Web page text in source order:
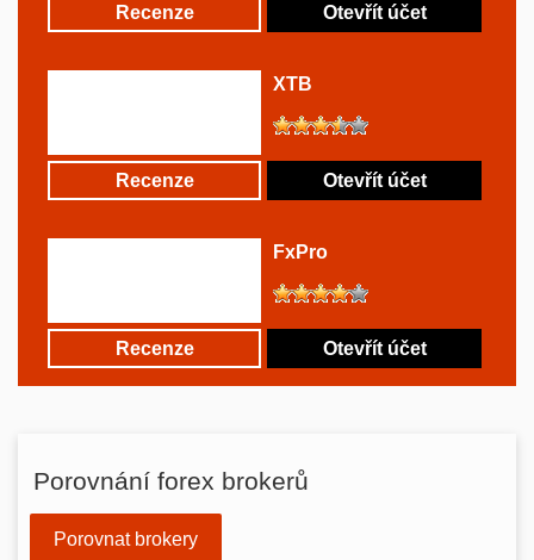
Recenze Otevřít účet
XTB
Recenze Otevřít účet
FxPro
Recenze Otevřít účet
Porovnání forex brokerů
Porovnat brokery